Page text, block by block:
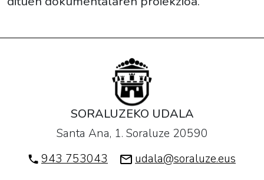
SORALUZEKO UDALA
Santa Ana, 1. Soraluze 20590
943 753043
udala@soraluze.eus